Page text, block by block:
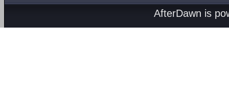
AfterDawn is